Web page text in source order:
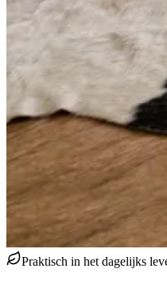
Praktisch in het dagelijks